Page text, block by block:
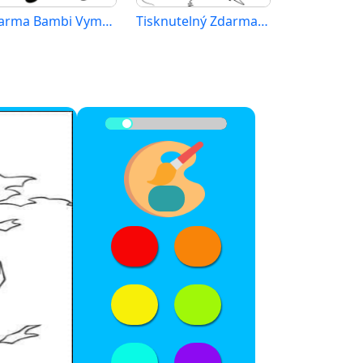
Zdarma Bambi Vymalovatelné Tisknutelný Zdarma Bambi